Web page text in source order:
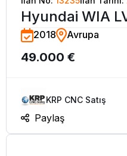
Hyundai WIA
CNC Dik Torna
2018 Avrupa
49.000 €
KRP CNC Satış
Paylaş